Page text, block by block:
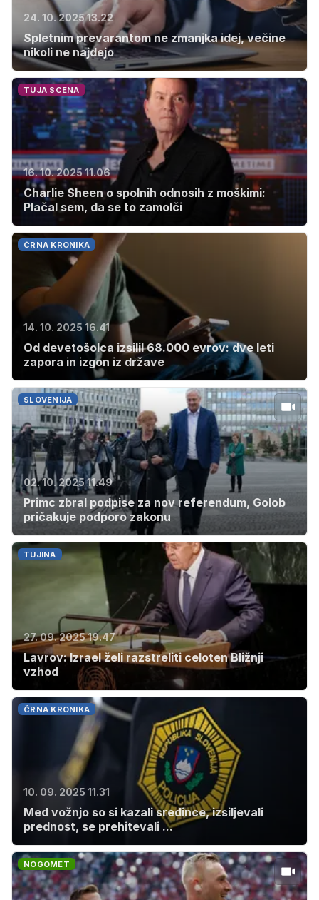
24. 10. 2025 13.22
Spletnim prevarantom ne zmanjka idej, večine
nikoli ne najdejo
TUJA SCENA
16. 10. 2025 11.06
Charlie Sheen o spolnih odnosih z moškimi:
Plačal sem, da se to zamolči
ČRNA KRONIKA
14. 10. 2025 16.41
Od devetošolca izsilil 68.000 evrov: dve leti
zapora in izgon iz države
SLOVENIJA
02. 10. 2025 11.49
Primc zbral podpise za nov referendum, Golob
pričakuje podporo zakonu
TUJINA
27. 09. 2025 19.47
Lavrov: Izrael želi razstreliti celoten Bližnji
vzhod
ČRNA KRONIKA
10. 09. 2025 11.31
Med vožnjo so si kazali sredince, izsiljevali
prednost, se prehitevali ...
NOGOMET